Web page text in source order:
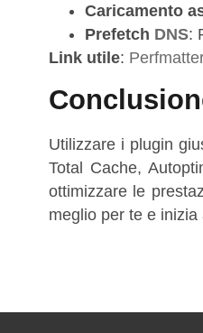
Caricamento
Prefetch DNS:
Link utile:
Utilizzare i plugin
Total Cache,
ottimizzare le
meglio per te e